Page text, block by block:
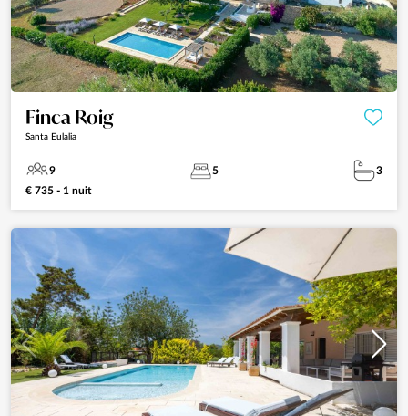
Finca Roig
Santa Eulalia
9 5
3
€ 735 - 1 nuit